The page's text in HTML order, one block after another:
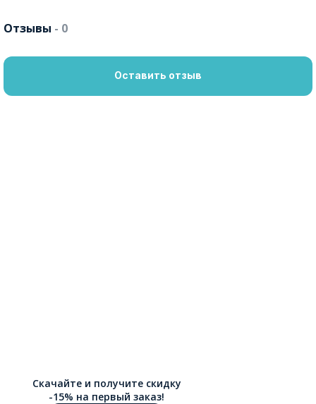
Отзывы - 0
Оставить отзыв
Скачайте и получите скидку
-15% на первый заказ!